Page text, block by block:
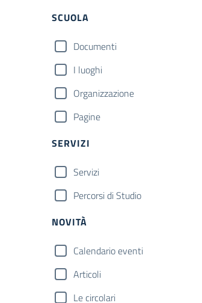
SCUOLA
Documenti
I luoghi
Organizzazione
Pagine
SERVIZI
Servizi
Percorsi di Studio
NOVITÀ
Calendario eventi
Articoli
Le circolari